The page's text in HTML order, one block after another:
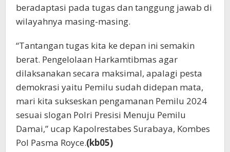
beradaptasi pada tugas dan tanggung jawab di
wilayahnya masing-masing.
“Tantangan tugas kita ke depan ini semakin
berat. Pengelolaan Harkamtibmas agar
dilaksanakan secara maksimal, apalagi pesta
demokrasi yaitu Pemilu sudah didepan mata,
mari kita sukseskan pengamanan Pemilu 2024
sesuai slogan Polri Presisi Menuju Pemilu
Damai,” ucap Kapolrestabes Surabaya, Kombes
Pol Pasma Royce.(kb05)